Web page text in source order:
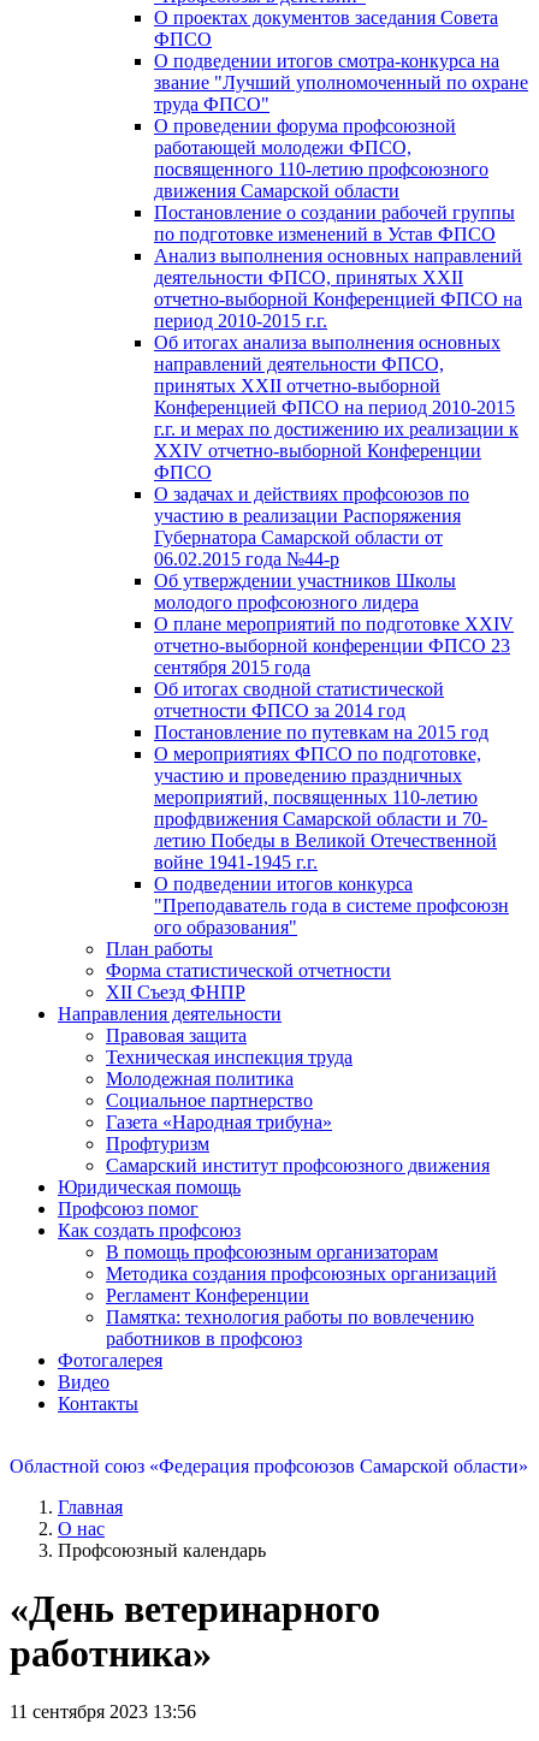
О проектах документов заседания Совета
ФПСО
О подведении итогов смотра-конкурса на
звание "Лучший уполномоченный по охране
труда ФПСО"
О проведении форума профсоюзной
работающей молодежи ФПСО,
посвященного 110-летию профсоюзного
движения Самарской области
Постановление о создании рабочей группы
по подготовке изменений в Устав ФПСО
Анализ выполнения основных направлений
деятельности ФПСО, принятых XXII
отчетно-выборной Конференцией ФПСО на
период 2010-2015 г.г.
Об итогах анализа выполнения основных
направлений деятельности ФПСО,
принятых XXII отчетно-выборной
Конференцией ФПСО на период 2010-2015
г.г. и мерах по достижению их реализации к
XXIV отчетно-выборной Конференции
ФПСО
О задачах и действиях профсоюзов по
участию в реализации Распоряжения
Губернатора Самарской области от
06.02.2015 года №44-р
Об утверждении участников Школы
молодого профсоюзного лидера
О плане мероприятий по подготовке XXIV
отчетно-выборной конференции ФПСО 23
сентября 2015 года
Об итогах сводной статистической
отчетности ФПСО за 2014 год
Постановление по путевкам на 2015 год
О мероприятиях ФПСО по подготовке,
участию и проведению праздничных
мероприятий, посвященных 110-летию
профдвижения Самарской области и 70-
летию Победы в Великой Отечественной
войне 1941-1945 г.г.
О подведении итогов конкурса
"Преподаватель года в системе профсоюзн
ого образования"
План работы
Форма статистической отчетности
XII Съезд ФНПР
Направления деятельности
Правовая защита
Техническая инспекция труда
Молодежная политика
Социальное партнерство
Газета «Народная трибуна»
Профтуризм
Самарский институт профсоюзного движения
Юридическая помощь
Профсоюз помог
Как создать профсоюз
В помощь профсоюзным организаторам
Методика создания профсоюзных организаций
Регламент Конференции
Памятка: технология работы по вовлечению
работников в профсоюз
Фотогалерея
Видео
Контакты
Областной союз «Федерация профсоюзов Самарской области»
Главная
О нас
Профсоюзный календарь
«День ветеринарного
работника»
11 сентября 2023 13:56